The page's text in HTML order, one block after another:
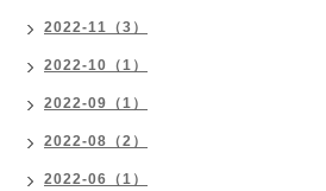
2022-11（3）
2022-10（1）
2022-09（1）
2022-08（2）
2022-06（1）